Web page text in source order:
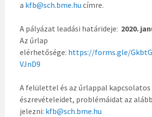
a kfb@sch.bme.hu címre.
A pályázat leadási határideje: 2020.
Az űrlap
elérhetősége: https://forms.gle/
VJnD9
A felülettel és az űrlappal kapcsolatos
észrevételeidet, problémáidat az
jelezni: kfb@sch.bme.hu